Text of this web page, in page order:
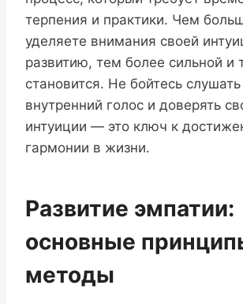
терпения и практики. Чем
уделяете внимания своей
развитию, тем более сильной и
становится. Не бойтесь
внутренний голос и доверять
интуиции — это ключ к
гармонии в жизни.
Развитие эмпатии:
основные
методы